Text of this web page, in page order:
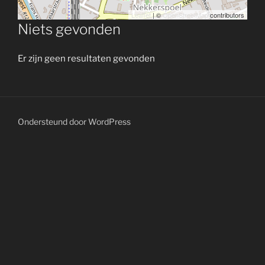
Leaflet| ©OpenStreetMapcontributors
Niets gevonden
Er zijn geen resultaten gevonden
Ondersteund door WordPress